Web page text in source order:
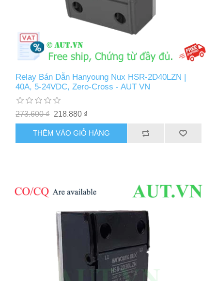
Relay Bán Dẫn Hanyoung Nux HSR-2D40LZN |
40A, 5-24VDC, Zero-Cross - AUT VN
273.600 ₫ 218.880 ₫
THÊM VÀO GIỎ HÀNG